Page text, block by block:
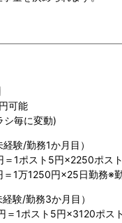
可能
シ毎に変動)
験/勤務1か月目）
1ポスト5円×2250ポスト
1万1250円×25日勤務※
験/勤務3か月目）
1ポスト5円×3120ポスト